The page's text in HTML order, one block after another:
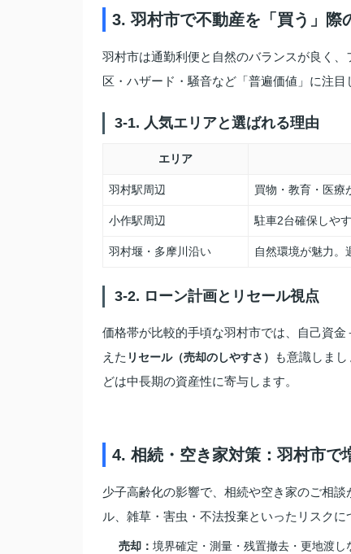
3. 羽村市で不動産を「買う」際
羽村市は通勤利便と自然のバランスが良く
区・ハザード・騒音など「普遍価値」に注
3-1. 人気エリアと選ばれる理由
エリア
羽村駅周辺 買物・教育・医療
小作駅周辺 駐車2台確保しや
羽村堰・多摩川沿い 自然環境が魅力。
3-2. ローン計画とリセール視点
価格帯が比較的手頃な羽村市では、自己資
えた リセール（売却のしやすさ）
も意識しま
どは中長期の資産性に寄与します。
4. 相続・空き家対策：羽村市で
少子高齢化の影響で、相続や空き家のご相
ル、雑草・害虫・不法投棄といったリスクに
売却： 境界確定・測量・残置撤去・更地渡し